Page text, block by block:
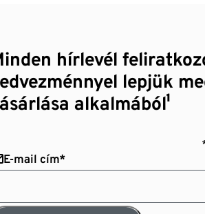
hírlevél
lepjük
alkalmából¹
E-mail cím*